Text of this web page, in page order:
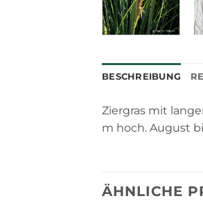
BESCHREIBUNG
Ziergras mit
m hoch. August
ÄHNLICHE